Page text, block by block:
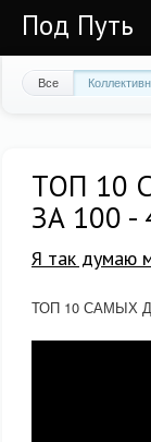
Под Путь
Все
ТОП 10
ЗА 100 -
Я так думаю
ТОП 10 САМЫХ